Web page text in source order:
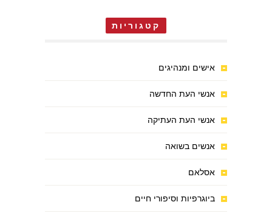
קטגוריות
אישים ומנהיגים
אנשי העת החדשה
אנשי העת העתיקה
אנשים בשואה
אסלאם
ביוגרפיות וסיפורי חיים